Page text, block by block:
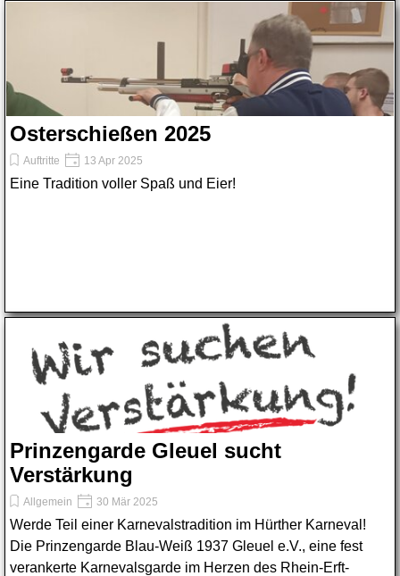
Osterschießen 2025
Auftritte 13 Apr 2025
Eine Tradition voller Spaß und Eier!
Prinzengarde Gleuel sucht
Verstärkung
Allgemein 30 Mär 2025
Werde Teil einer Karnevalstradition im Hürther Karneval!
Die Prinzengarde Blau-Weiß 1937 Gleuel e.V., eine fest
verankerte Karnevalsgarde im Herzen des Rhein-Erft-